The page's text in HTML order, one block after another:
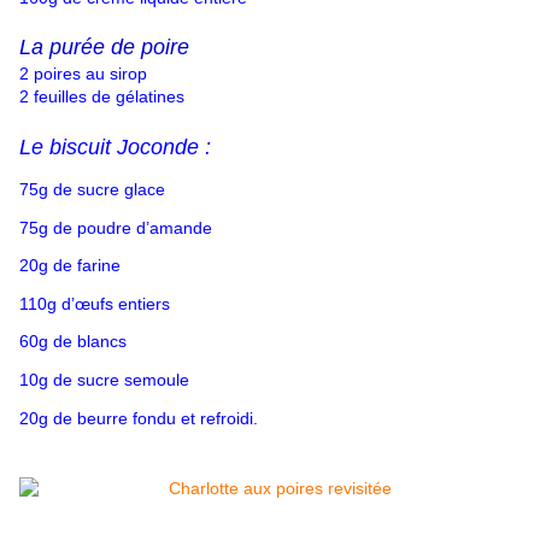
La purée de poire
2 poires au sirop
2 feuilles de gélatines
Le biscuit Joconde :
75g de sucre glace
75g de poudre d’amande
20g de farine
110g d’œufs entiers
60g de blancs
10g de sucre semoule
20g de beurre fondu et refroidi.